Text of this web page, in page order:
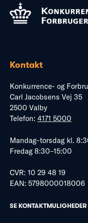
Kontakt
Konkurrence- og
Carl Jacobsens Vej 35
2500 Valby
Telefon: 4171 5000
Mandag–torsdag kl.
Fredag 8:30–15:00
CVR: 10 29 48 19
EAN: 5798000018006
SE KONTAKTMULIGHEDER